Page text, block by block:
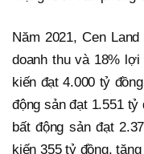
Năm 2021, Cen
doanh thu và 18%
kiến đạt 4.000 tỷ
động sản đạt 1.551
bất động sản đạt
kiến 355 tỷ đồng,